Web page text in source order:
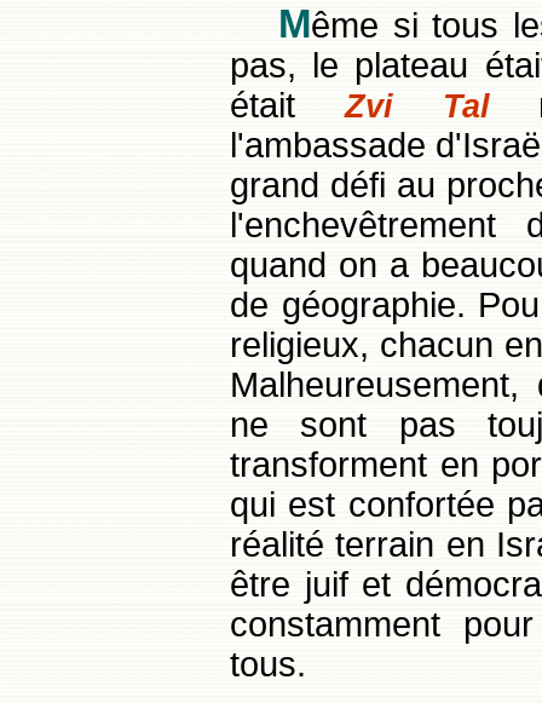
Même si tous
pas, le plateau
étaitZvi Tal
l'ambassade
grand défi au
quand on a
de géographie.
religieux, chacun
ne sont pas
transforment en
qui est confortée
réalité terrain en
être juif et
constamment
tous.